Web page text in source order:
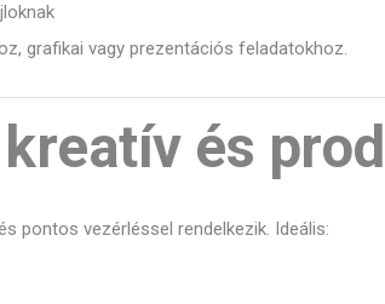
grafikai vagy prezentációs feladatokhoz.
és
pontos vezérléssel rendelkezik. Ideális: